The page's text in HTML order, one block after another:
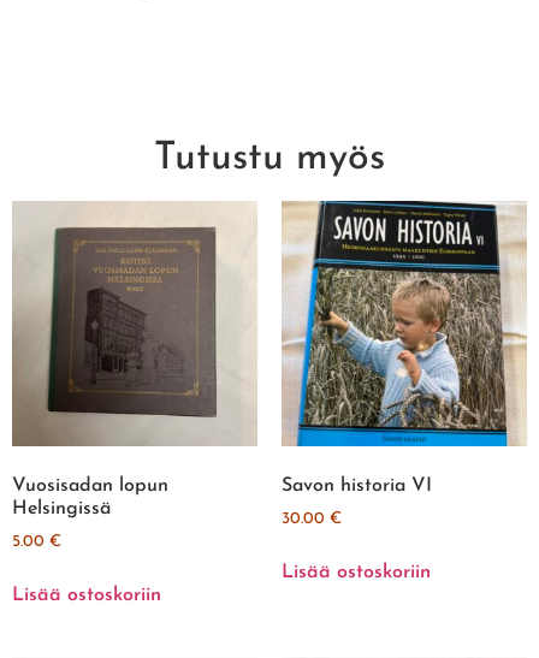
Tutustu myös
Vuosisadan lopun
Helsingissä
5.00 €
Lisää ostoskoriin
Savon historia VI
30.00 €
Lisää ostoskoriin